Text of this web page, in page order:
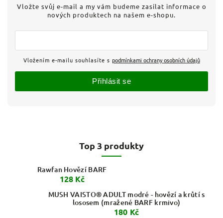
Top 3 produkty
Rawfan Hovězí BARF
128 Kč
MUSH VAISTO® ADULT modré - hovězí a krůtí s
lososem (mražené BARF krmivo)
180 Kč
Vložte svůj e-mail a my vám budeme zasílat informace o
nových produktech na našem e-shopu.
Vložením e-mailu souhlasíte s podmínkami ochrany osobních údajů
Přihlásit se